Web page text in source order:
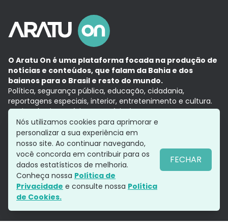
O Aratu On é uma plataforma focada na produção de
notícias e conteúdos, que falam da Bahia e dos
baianos para o Brasil e resto do mundo.
Política, segurança pública, educação, cidadania,
reportagens especiais, interior, entretenimento e cultura.
Aqui, tudo vira notícia e a notícia é no tempo presente,
com a credibilidade do Grupo Aratu.
Grupo Aratu
Política de privacidade
Siga-nos
Nós utilizamos cookies para aprimorar e
personalizar a sua experiência em
nosso site. Ao continuar navegando,
você concorda em contribuir para os
dados estatísticos de melhoria.
Conheça nossa Política de
Privacidade e consulte nossa Política
de Cookies.
FECHAR